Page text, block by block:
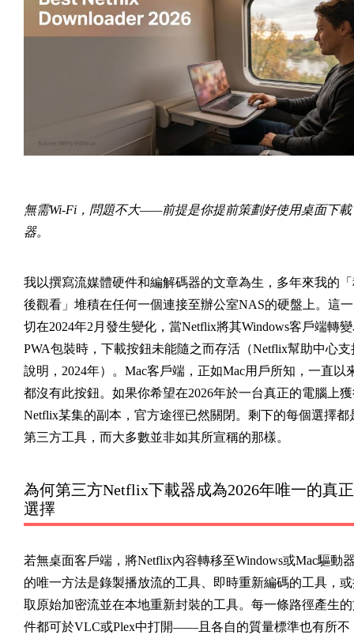
無需Wi-Fi，問題不大——前提是你提前策劃好使用桌面下載
器。
我以撰寫流媒體硬件和編解碼器的文章為生，多年來我的
後觀看」堆積在任何一個連接至辦公室NAS的硬盤上。這一
切在2024年2月發生變化，當Netflix將其Windows客戶端轉
PWA包裝時，下載按鈕未能隨之而存活（Netflix幫助中心支
說明，2024年）。Mac客戶端，正如Mac用戶所知，一直以
都沒有此按鈕。如果你希望在2026年於一台真正的電腦上
Netflix某集的副本，官方途徑已然關閉。剩下的每個選擇都
第三方工具，而大多數並非如其所宣稱的那樣。
為何第三方Netflix下載器成為2026年唯一的真正
選擇
若無桌面客戶端，將Netflix內容轉移至Windows或Mac驅動
的唯一方法是錄製播放流的工具、即時重新編碼的工具，
取原始加密流並在本地重新封裝的工具。每一條路徑產生
件都可於VLC或Plex中打開——且各自的質量標準也有所不